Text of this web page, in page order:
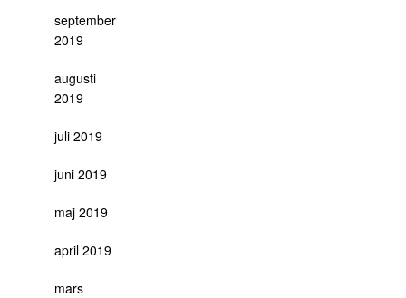
september
2019
augusti
2019
juli 2019
juni 2019
maj 2019
april 2019
mars